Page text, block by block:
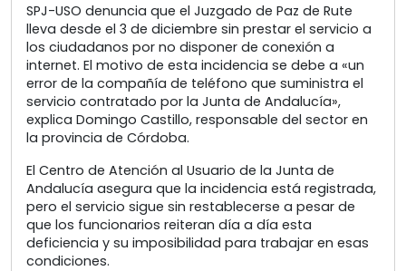
SPJ-USO denuncia que el Juzgado de Paz de Rute
lleva desde el 3 de diciembre sin prestar el servicio a
los ciudadanos por no disponer de conexión a
internet. El motivo de esta incidencia se debe a «un
error de la compañía de teléfono que suministra el
servicio contratado por la Junta de Andalucía»,
explica Domingo Castillo, responsable del sector en
la provincia de Córdoba.
El Centro de Atención al Usuario de la Junta de
Andalucía asegura que la incidencia está registrada,
pero el servicio sigue sin restablecerse a pesar de
que los funcionarios reiteran día a día esta
deficiencia y su imposibilidad para trabajar en esas
condiciones.